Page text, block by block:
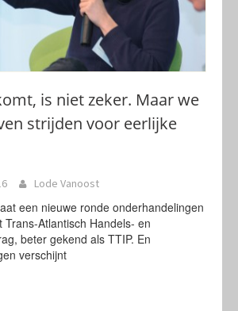
is niet zeker. Maar we
strijden voor eerlijke
Lode Vanoost
een nieuwe ronde onderhandelingen
Atlantisch Handels- en
beter gekend als TTIP. En
verschijnt